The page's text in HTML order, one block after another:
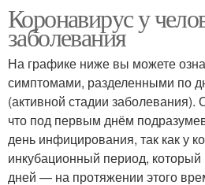
Коронавирус у
заболевания
На графике ниже вы можете
симптомами, разделенными по
(активной стадии заболевания).
что под первым днём
день инфицирования, так как у
инкубационный период,
дней — на протяжении этого